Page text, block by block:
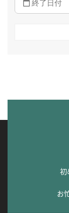
初
お